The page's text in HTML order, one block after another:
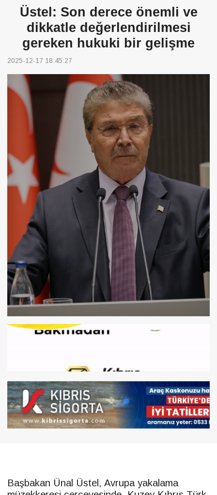
Üstel: Son derece önemli ve
dikkatle değerlendirilmesi
gereken hukuki bir gelişme
2025-12-17 18:45:27
Başbakan Ünal Üstel, Avrupa yakalama